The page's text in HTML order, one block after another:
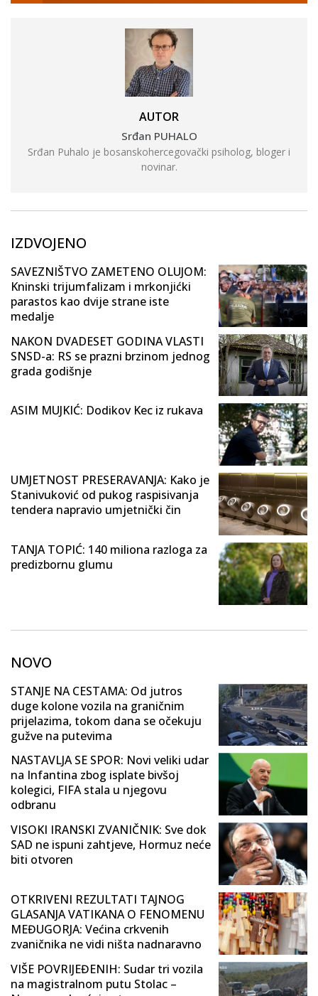
AUTOR
Srđan PUHALO
Srđan Puhalo je bosanskohercegovački psiholog, bloger i
novinar.
IZDVOJENO
SAVEZNIŠTVO ZAMETENO OLUJOM:
Kninski trijumfalizam i mrkonjićki
parastos kao dvije strane iste
medalje
NAKON DVADESET GODINA VLASTI
SNSD-a: RS se prazni brzinom jednog
grada godišnje
ASIM MUJKIĆ: Dodikov Kec iz rukava
UMJETNOST PRESERAVANJA: Kako je
Stanivuković od pukog raspisivanja
tendera napravio umjetnički čin
TANJA TOPIĆ: 140 miliona razloga za
predizbornu glumu
NOVO
STANJE NA CESTAMA: Od jutros
duge kolone vozila na graničnim
prijelazima, tokom dana se očekuju
gužve na putevima
NASTAVLJA SE SPOR: Novi veliki udar
na Infantina zbog isplate bivšoj
kolegici, FIFA stala u njegovu
odbranu
VISOKI IRANSKI ZVANIČNIK: Sve dok
SAD ne ispuni zahtjeve, Hormuz neće
biti otvoren
OTKRIVENI REZULTATI TAJNOG
GLASANJA VATIKANA O FENOMENU
MEĐUGORJA: Većina crkvenih
zvaničnika ne vidi ništa nadnaravno
VIŠE POVRIJEĐENIH: Sudar tri vozila
na magistralnom putu Stolac –